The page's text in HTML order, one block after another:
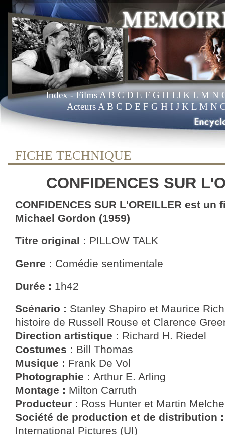
Index- FilmsA B C D E F G H I J K L M N
Acteurs A B C D E F G H I J K L M N
FICHE TECHNIQUE
CONFIDENCES SUR
CONFIDENCES SUR L'OREILLER est
Michael Gordon (1959)
Titre original : PILLOW TALK
Genre : Comédie sentimentale
Durée : 1h42
Scénario : Stanley Shapiro et Maurice
histoire de Russell Rouse et Clarence
Direction artistique : Richard H. Riedel
Costumes : Bill Thomas
Musique : Frank De Vol
Photographie : Arthur E. Arling
Montage : Milton Carruth
Producteur : Ross Hunter et Martin
Société de production et de distribution
International Pictures (UI)